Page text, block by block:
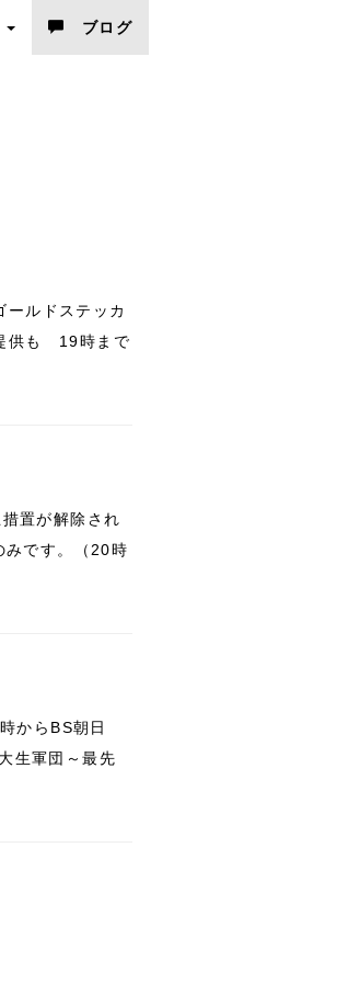
ブログ
ールドステッカ
供も 19時まで
置が解除され
です。（20時
からBS朝日
生軍団～最先